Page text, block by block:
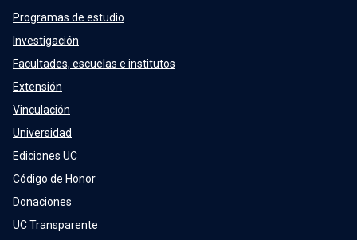
Programas de estudio
Investigación
Facultades, escuelas e institutos
Extensión
Vinculación
Universidad
Ediciones UC
Código de Honor
Donaciones
UC Transparente